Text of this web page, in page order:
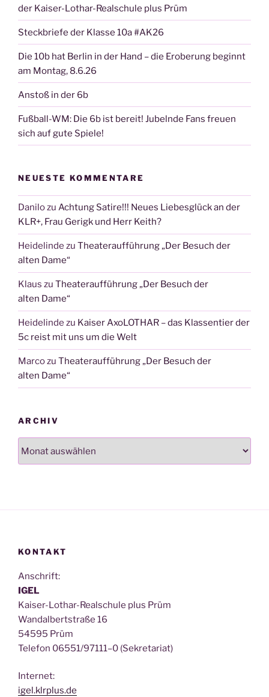
der Kaiser-Lothar-Realschule plus Prüm
Steckbriefe der Klasse 10a #AK26
Die 10b hat Berlin in der Hand – die Eroberung beginnt
am Montag, 8.6.26
Anstoß in der 6b
Fußball-WM: Die 6b ist bereit! Jubelnde Fans freuen
sich auf gute Spiele!
NEUESTE KOMMENTARE
Danilozu Achtung Satire!!! Neues Liebesglück an der
KLR+, Frau Gerigk und Herr Keith?
Heidelinde zu Theateraufführung „Der Besuch der
alten Dame“
Klaus zu Theateraufführung „Der Besuch der
alten Dame“
Heidelinde zu Kaiser AxoLOTHAR – das Klassentier der
5c reist mit uns um die Welt
Marcozu Theateraufführung „Der Besuch der
alten Dame“
ARCHIV
KONTAKT
Anschrift:
IGEL
Kai­ser-Lothar-Real­schu­le plus Prüm
Wan­dal­bert­stra­ße 16
54595 Prüm
Tele­fon 06551/97111–0 (Sekre­ta­ri­at)
Inter­net:
igel.klrplus.de